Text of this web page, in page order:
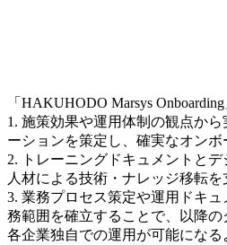
「HAKUHODO Marsys Onboarding
1. 施策効果や運用体制の観点から
ーションを策定し、確実なオンボ
2. トレーニングドキュメントと
人材による技術・ナレッジ移転を
3. 業務プロセス策定や運用ドキ
務範囲を確立することで、以降の
各企業独自での運用が可能にな